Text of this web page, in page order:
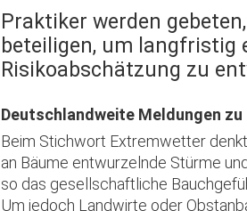
Praktiker werden
beteiligen, um langfristig
Risikoabschätzung zu
Deutschlandweite Meldungen
Beim Stichwort Extremwetter
an Bäume entwurzelnde Stürme
so das gesellschaftliche
Um jedoch Landwirte oder